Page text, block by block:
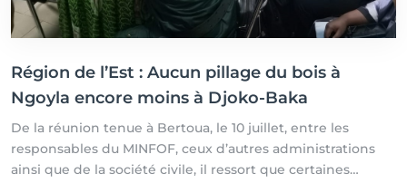
Région de l’Est : Aucun pillage du bois à
Ngoyla encore moins à Djoko-Baka
De la réunion tenue à Bertoua, le 10 juillet, entre les
responsables du MINFOF, ceux d’autres administrations
ainsi que de la société civile, il ressort que certaines